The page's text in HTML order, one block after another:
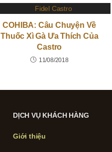
COHIBA: Câu Chuyện Về
Thuốc Xì Gà Ưa Thích Của
Castro
11/08/2018
DỊCH VỤ KHÁCH HÀNG
Giới thiệu